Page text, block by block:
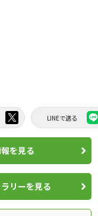
LINEで送る
を見る
リーを見る